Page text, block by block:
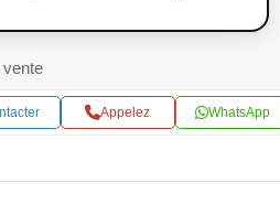
vente
Appelez WhatsApp